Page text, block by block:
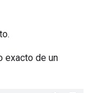
exacto de un